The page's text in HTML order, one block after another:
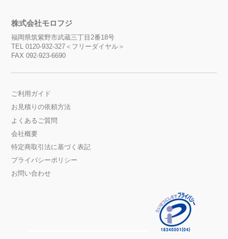
株式会社モロフジ
福岡県筑紫野市武蔵三丁目2番18号
TEL 0120-932-327＜フリーダイヤル＞
FAX 092-923-6690
ご利用ガイド
お見積りの依頼方法
よくあるご質問
会社概要
特定商取引法に基づく表記
プライバシーポリシー
お問い合わせ